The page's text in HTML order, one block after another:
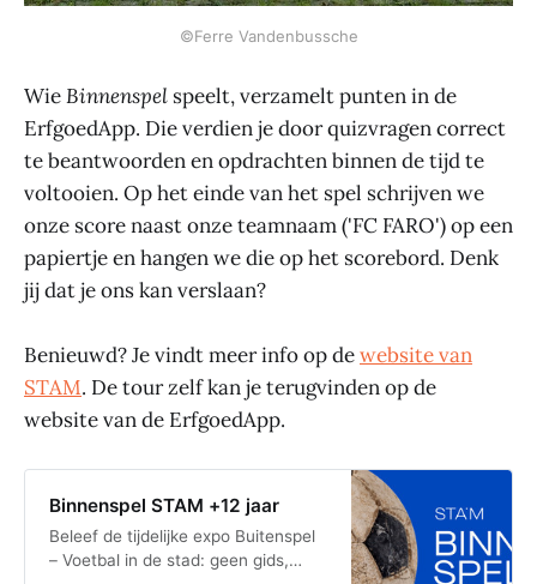
©Ferre Vandenbussche
WieBinnenspel speelt, verzamelt punten in de
ErfgoedApp. Die verdien je door quizvragen correct
te beantwoorden en opdrachten binnen de tijd te
voltooien. Op het einde van het spel schrijven we
onze score naast onze teamnaam ('FC FARO') op een
papiertje en hangen we die op het scorebord. Denk
jij dat je ons kan verslaan?
Benieuwd? Je vindt meer info op dewebsite van
STAM. De tour zelf kan je terugvinden op de
website van de ErfgoedApp.
Binnenspel STAM +12 jaar
Beleef de tijdelijke expo Buitenspel
– Voetbal in de stad: geen gids,